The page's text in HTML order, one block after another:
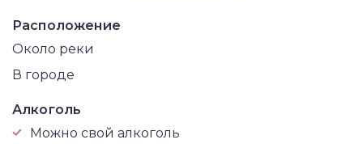
Расположение
Около реки
В городе
Алкоголь
Можно свой алкоголь